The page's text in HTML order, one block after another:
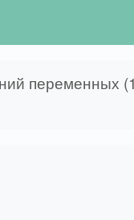
переменных